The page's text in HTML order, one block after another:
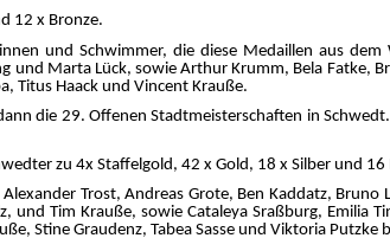
12 x Bronze.
und Schwimmer, die diese Medaillen aus
und Marta Lück, sowie Arthur Krumm, Bela Fatke,
Titus Haack und Vincent Krauße.
die 29. Offenen Stadtmeisterschaften in
zu 4x Staffelgold, 42 x Gold, 18 x Silber und
Trost, Andreas Grote, Ben Kaddatz, Bruno
und Tim Krauße, sowie Cataleya Sraßburg, Emilia
Stine Graudenz, Tabea Sasse und Viktoria Putzke